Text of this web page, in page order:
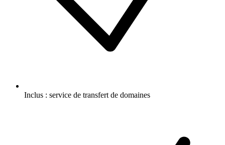
Inclus : service de transfert de domaines